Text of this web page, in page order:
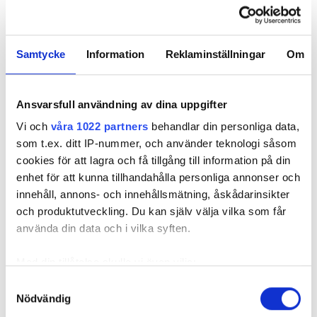
Samtycke Information Reklaminställningar Om
Ansvarsfull användning av dina uppgifter
Vi och våra 1022 partners behandlar din personliga data,
som t.ex. ditt IP-nummer, och använder teknologi såsom
cookies för att lagra och få tillgång till information på din
enhet för att kunna tillhandahålla personliga annonser och
innehåll, annons- och innehållsmätning, åskådarinsikter
och produktutveckling. Du kan själv välja vilka som får
använda din data och i vilka syften.
som kan ha en noggrannhet på upp till flera meter
Nödvändig
REKOMMENDERADE ARTIKLAR
area än
”Kan vara
enkelt